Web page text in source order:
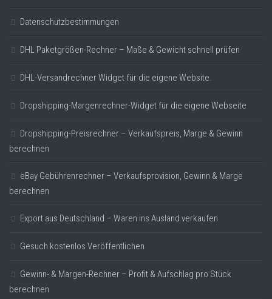
Datenschutzbestimmungen
DHL Paketgrößen-Rechner – Maße & Gewicht schnell prüfen
DHL-Versandrechner Widget für die eigene Website.
Dropshipping-Margenrechner-Widget für die eigene Webseite
Dropshipping-Preisrechner – Verkaufspreis, Marge & Gewinn
berechnen
eBay Gebührenrechner – Verkaufsprovision, Gewinn & Marge
berechnen
Export aus Deutschland – Waren ins Ausland verkaufen
Gesuch kostenlos Veröffentlichen
Gewinn- & Margen-Rechner – Profit & Aufschlag pro Stück
berechnen